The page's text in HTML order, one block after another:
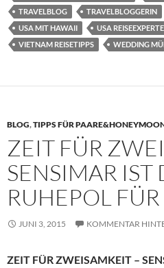
TRAVELBLOG
TRAVELBLOGGERIN
USA MIT HAWAII
USA REISEEXPERTE
VIETNAM REISETIPPS
WEDDING
BLOG,TIPPS FÜR
ZEIT FÜR
SENSIMAR IST
RUHEPOL FÜR
JUNI 3, 2015 KOMMENTAR
ZEIT FÜR ZWEISAMKEIT –